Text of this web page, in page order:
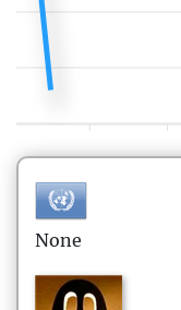
None